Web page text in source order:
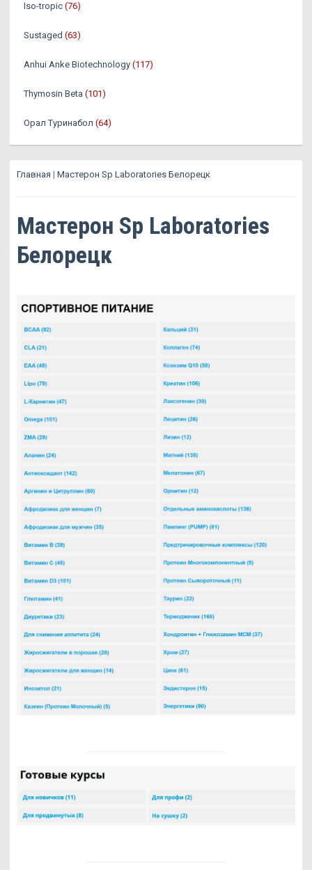
Iso-tropic (76)
Sustaged (63)
Anhui Anke Biotechnology (117)
Thymosin Beta (101)
Орал Туринабол (64)
Главная | Мастерон Sp Laboratories Белорецк
Мастерон Sp Laboratories
Белорецк